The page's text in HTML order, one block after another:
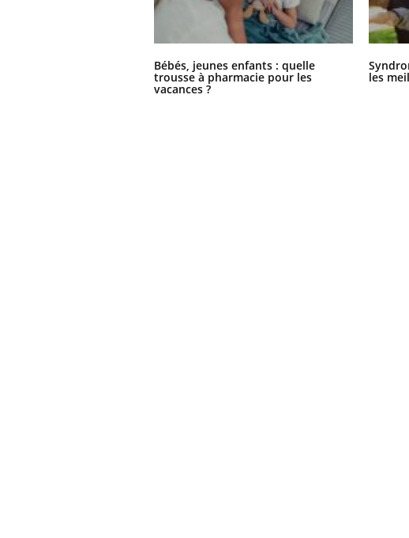
Bébés, jeunes enfants : quelle
trousse à pharmacie pour les
vacances ?
les